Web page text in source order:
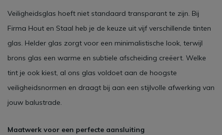
Veiligheidsglas hoeft niet standaard transparant te zijn. Bij
Firma Hout en Staal heb je de keuze uit vijf verschillende tinten
glas. Helder glas zorgt voor een minimalistische look, terwijl
brons glas een warme en subtiele afscheiding creëert. Welke
tint je ook kiest, al ons glas voldoet aan de hoogste
veiligheidsnormen en draagt bij aan een stijlvolle afwerking van
jouw balustrade.
Maatwerk voor een perfecte aansluiting